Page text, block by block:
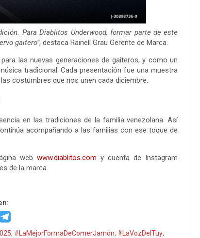
Para Diablitos Underwood, formar parte de este
gaitero”, destaca Rainell Grau Gerente de Marca.
las nuevas generaciones de gaiteros, y como un
tradicional. Cada presentación fue una muestra
costumbres que nos unen cada diciembre.
en las tradiciones de la familia venezolana. Así
acompañando a las familias con ese toque de
web www.diablitos.com y cuenta de Instagram
de la marca.
, #LaMejorFormaDeComerJamón, #LaVozDelTuy,